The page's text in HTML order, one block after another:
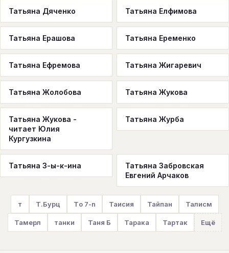
Татьяна Дяченко Татьяна Елфимова
Татьяна Ерашова Татьяна Еременко
Татьяна Ефремова Татьяна Жигаревич
Татьяна Жолобова Татьяна Жукова
Татьяна Жукова -
читает Юлия
Кургузкина
Татьяна Журба
Татьяна З-ы-к-ина
Татьяна Забровская
Евгений Арчаков
т Т.Бурц Тo 7-n Таисия Тайпан Талисм
Тамерл танки Таня Б Тарака Тартак Ещё